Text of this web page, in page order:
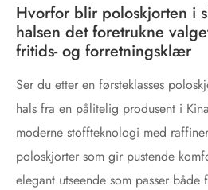
Hvorfor blir poloskjorten i
halsen det foretrukne
fritids- og forretningsklær
Ser du etter en førsteklasses
hals fra en pålitelig produsent i
moderne stoffteknologi med
poloskjorter som gir pustende
elegant utseende som passer både